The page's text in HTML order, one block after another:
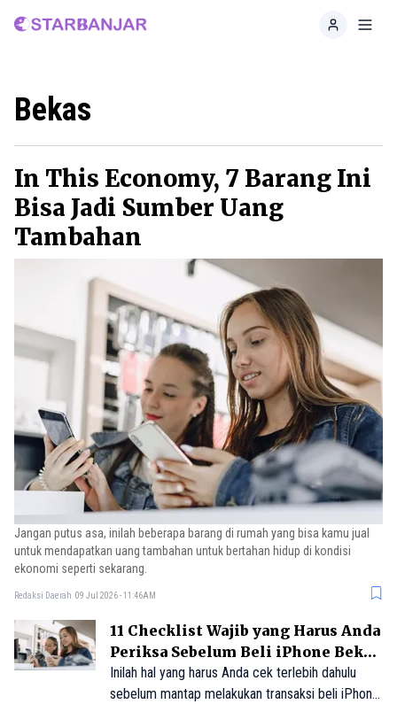
Home
Bekas
In This Economy, 7 Barang Ini
Bisa Jadi Sumber Uang
Tambahan
Jangan putus asa, inilah beberapa barang di rumah yang bisa kamu jual
untuk mendapatkan uang tambahan untuk bertahan hidup di kondisi
ekonomi seperti sekarang.
Redaksi Daerah 09 Jul 2026 - 11:46AM
11 Checklist Wajib yang Harus Anda
Periksa Sebelum Beli iPhone Bekas
Berkualitas
Inilah hal yang harus Anda cek terlebih dahulu
sebelum mantap melakukan transaksi beli iPhone